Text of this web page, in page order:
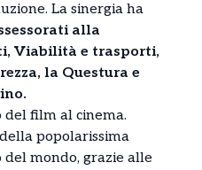
La sinergia ha
alla
Viabilità e trasporti,
la Questura e
del film al cinema.
popolarissima
mondo, grazie alle